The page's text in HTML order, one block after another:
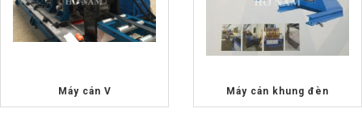
Máy cán V Máy cán khung đèn